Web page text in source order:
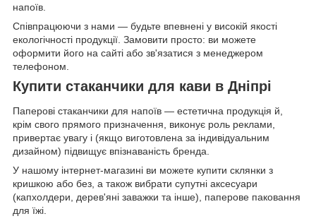
напоїв.
Співпрацюючи з нами — будьте впевнені у високій якості
екологічності продукції. Замовити просто: ви можете
оформити його на сайті або зв'язатися з менеджером
телефоном.
Купити стаканчики для кави в Дніпрі
Паперові стаканчики для напоїв — естетична продукція й,
крім свого прямого призначення, виконує роль реклами,
привертає увагу і (якщо виготовлена за індивідуальним
дизайном) підвищує впізнаваність бренда.
У нашому інтернет-магазині ви можете купити склянки з
кришкою або без, а також вибрати супутні аксесуари
(капхолдери, дерев'яні заважки та інше), паперове паковання
для їжі.